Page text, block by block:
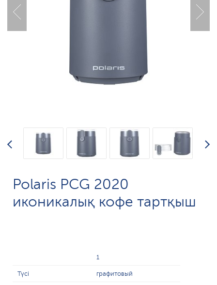
Polaris PCG 2020
иконикалық кофе тартқыш
1
Түсі графитовый